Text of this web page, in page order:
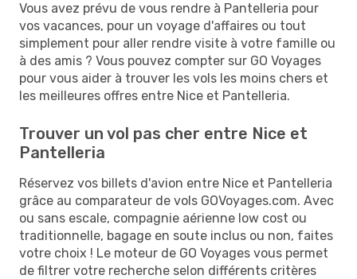
Vous avez prévu de vous rendre à Pantelleria pour
vos vacances, pour un voyage d'affaires ou tout
simplement pour aller rendre visite à votre famille ou
à des amis ? Vous pouvez compter sur GO Voyages
pour vous aider à trouver les vols les moins chers et
les meilleures offres entre Nice et Pantelleria.
Trouver un vol pas cher entre Nice et
Pantelleria
Réservez vos billets d'avion entre Nice et Pantelleria
grâce au comparateur de vols GOVoyages.com. Avec
ou sans escale, compagnie aérienne low cost ou
traditionnelle, bagage en soute inclus ou non, faites
votre choix ! Le moteur de GO Voyages vous permet
de filtrer votre recherche selon différents critères